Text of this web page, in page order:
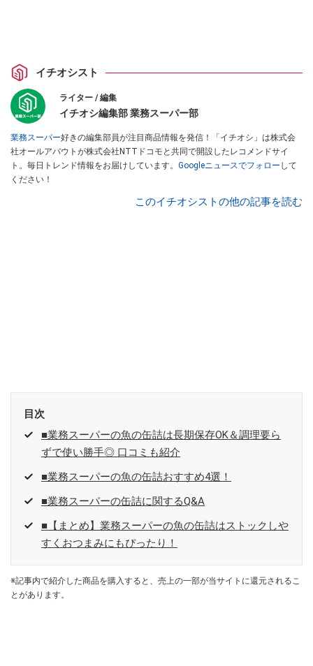
イチオシスト
ライター / 編集
イチオシ編集部 業務スーパー部
業務スーパー好きの編集部員が注目商品情報を発信！「イチオシ」は株式会
社オールアバウトが株式会社NTTドコモと共同で開設したレコメンドサイ
ト。毎日トレンド情報をお届けしています。 Googleニュースでフォロー して
ください！
このイチオシストの他の記事を読む
目次
■業務スーパーの魚の缶詰は長期保存OK＆調理要ら
ずで使い勝手◎ 口コミも紹介
■業務スーパーの魚の缶詰おすすめ4選！
■業務スーパーの缶詰に関するQ&A
■【まとめ】業務スーパーの魚の缶詰はストックしや
すくおつまみにもぴったり！
※記事内で紹介した商品を購入すると、売上の一部が当サイトに還元されるこ
とがあります。